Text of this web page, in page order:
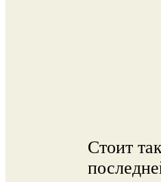
Стоит